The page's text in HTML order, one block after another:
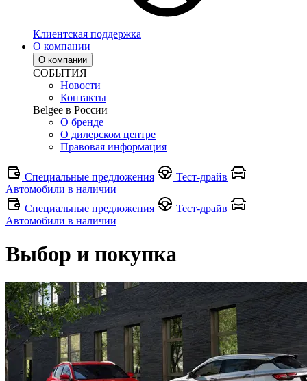
Клиентская поддержка
О компании
О компании
СОБЫТИЯ
Новости
Контакты
Belgee в России
О бренде
О дилерском центре
Правовая информация
Специальные предложения
Тест-драйв
Автомобили в наличии
Специальные предложения
Тест-драйв
Автомобили в наличии
Выбор и покупка